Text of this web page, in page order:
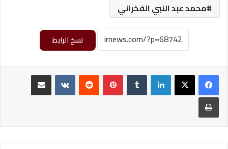
محمد عبد النبي الفخراني
نسخ الرابط
لينكدإن بينتيريست
طباعة